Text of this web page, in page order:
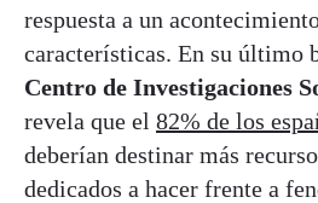
respuesta a un
características. En su último
Centro de Investigaciones
revela que el 82% de los
deberían destinar más
dedicados a hacer frente a